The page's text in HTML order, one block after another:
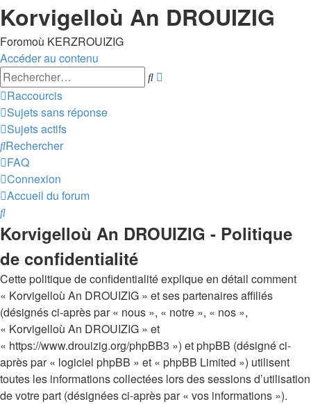
Korvigelloù An DROUIZIG
Foromoù KERZROUIZIG
Accéder au contenu
Rechercher
Raccourcis
Sujets sans réponse
Sujets actifs
Rechercher
FAQ
Connexion
Accueil du forum
Rechercher
Korvigelloù An DROUIZIG - Politique
de confidentialité
Cette politique de confidentialité explique en détail comment
« Korvigelloù An DROUIZIG » et ses partenaires affiliés
(désignés ci-après par « nous », « notre », « nos »,
« Korvigelloù An DROUIZIG » et
« https://www.drouizig.org/phpBB3 ») et phpBB (désigné ci-
après par « logiciel phpBB » et « phpBB Limited ») utilisent
toutes les informations collectées lors des sessions d’utilisation
de votre part (désignées ci-après par « vos informations »).